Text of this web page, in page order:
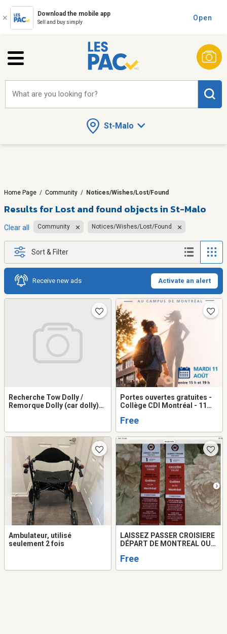
Download the mobile app
Sell and buy simply
Open
St-Malo
What are you looking for?
Home Page / Community / Notices/Wishes/Lost/Found
Results for Lost and found objects in St-Malo
Clear all Community Notices/Wishes/Lost/Found
Sort & Filter
Receive new ads Activate an alert
Recherche Tow Dolly /
Remorque Dolly (car dolly)
Portes ouvertes gratuites -
Collège CDI Montréal - 11
Free
Ambulateur, utilisé
seulement 2 fois
LAISSEZ PASSER CROISIERE
DÉPART DE MONTREAL OU
Free